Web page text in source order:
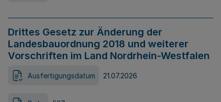
Drittes Gesetz zur Änderung der
Landesbauordnung 2018 und weiterer
Vorschriften im Land Nordrhein-Westfalen
Ausfertigungsdatum 21.07.2026